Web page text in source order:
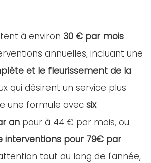
à environ 30 € par mois
annuelles, incluant une
et le fleurissement de la
qui désirent un service plus
une formule avec six
an pour à 44 € par mois, ou
interventions pour 79€ par
tout au long de l'année,